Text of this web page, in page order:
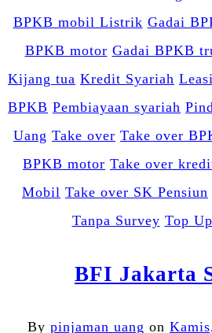
BPKB mobil Listrik Gadai
BPKB motor Gadai BPKB
Kijang tua Kredit Syariah
BPKB Pembiayaan syariah
Uang Take over Take over
BPKB motor Take over
Mobil Take over SK Pensiun
Tanpa Survey Top Up
BFI Jakarta
By pinjaman uang on